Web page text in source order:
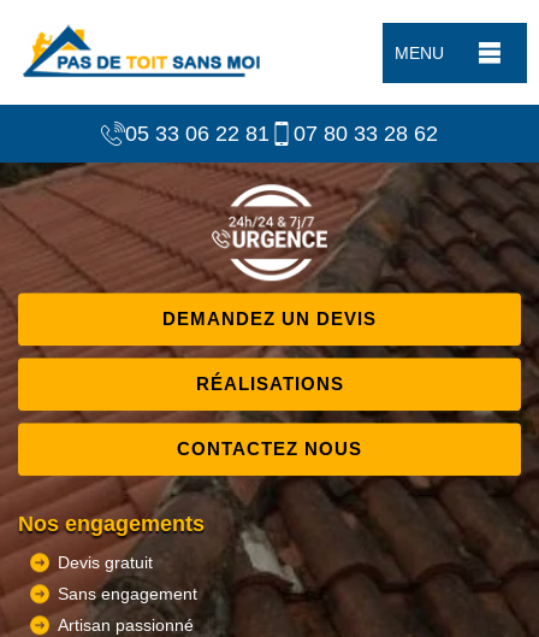
MENU
05 33 06 22 81 07 80 33 28 62
DEMANDEZ UN DEVIS
RÉALISATIONS
CONTACTEZ NOUS
Nos engagements
Devis gratuit
Sans engagement
Artisan passionné